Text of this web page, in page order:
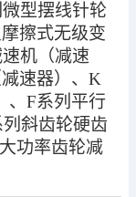
型摆线针轮
擦式无级变
机（减速
速器）、K
、F系列平行
列斜齿轮硬齿
功率齿轮减